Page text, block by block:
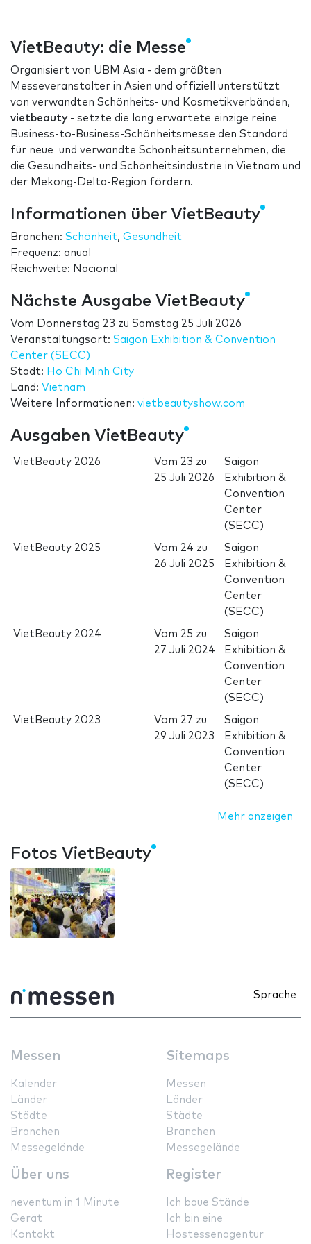
VietBeauty: die Messe
Organisiert von UBM Asia - dem größten
Messeveranstalter in Asien und offiziell unterstützt
von verwandten Schönheits- und Kosmetikverbänden,
vietbeauty- setzte die lang erwartete einzige reine
Business-to-Business-Schönheitsmesse den Standard
für neue und verwandte Schönheitsunternehmen, die
die Gesundheits- und Schönheitsindustrie in Vietnam und
der Mekong-Delta-Region fördern.
Informationen über VietBeauty
Branchen: Schönheit, Gesundheit
Frequenz: anual
Reichweite: Nacional
Nächste Ausgabe VietBeauty
Vom Donnerstag 23 zu Samstag 25 Juli 2026
Veranstaltungsort: Saigon Exhibition & Convention
Center (SECC)
Stadt: Ho Chi Minh City
Land: Vietnam
Weitere Informationen: vietbeautyshow.com
Ausgaben VietBeauty
VietBeauty 2026 Vom 23 zu
25 Juli 2026
Saigon
Exhibition &
Convention
Center
(SECC)
VietBeauty 2025 Vom 24 zu
26 Juli 2025
Saigon
Exhibition &
Convention
Center
(SECC)
VietBeauty 2024 Vom 25 zu
27 Juli 2024
Saigon
Exhibition &
Convention
Center
(SECC)
VietBeauty 2023 Vom 27 zu
29 Juli 2023
Saigon
Exhibition &
Convention
Center
(SECC)
Mehr anzeigen
Fotos VietBeauty
Sprache
Messen
Kalender
Länder
Städte
Branchen
Messegelände
Sitemaps
Messen
Länder
Städte
Branchen
Messegelände
Über uns
neventum in 1 Minute
Gerät
Kontakt
Register
Ich baue Stände
Ich bin eine
Hostessenagentur